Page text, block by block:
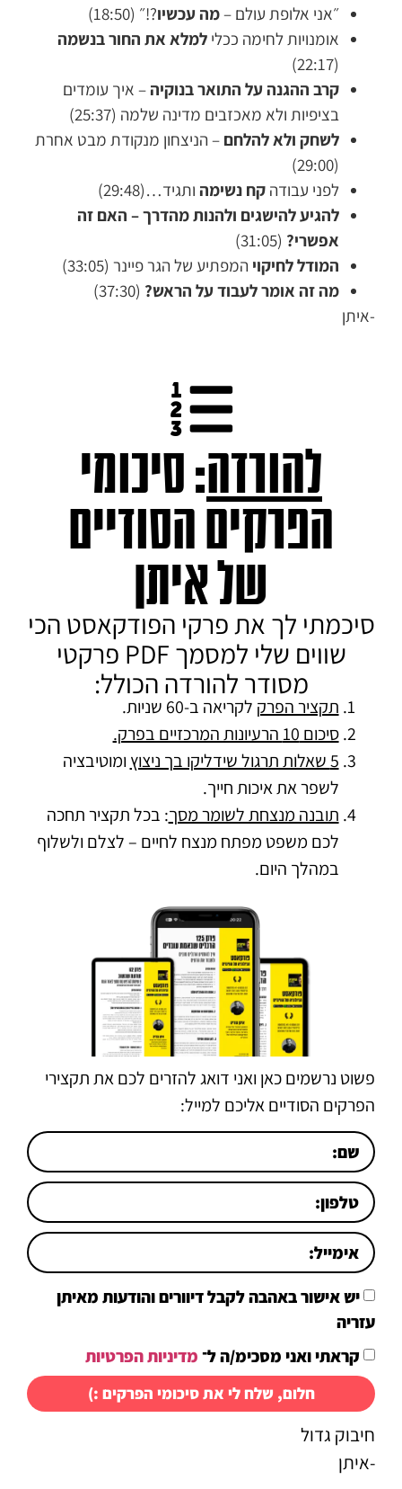
״אני אלופת עולם –מה עכשיו?!״ (18:50)
אומנויות לחימה ככלילמלא את החור בנשמה
(22:17)
קרב ההגנה על התואר בנוקיה – איך עומדים
בציפיות ולא מאכזבים מדינה שלמה (25:37)
לשחק ולא להלחם – הניצחון מנקודת מבט אחרת
(29:00)
לפני עבודהקח נשימה ותגיד…(29:48)
להגיע להישגים ולהנות מהדרך – האם זה
אפשרי? (31:05)
המודל לחיקוי המפתיע של הגר פיינר (33:05)
מה זה אומר לעבוד על הראש? (37:30)
-איתן
להורדה: סיכומי
הפרקים הסודיים
של איתן
סיכמתי לך את פרקי הפודקאסט הכי
שווים שלי למסמך PDF פרקטי
מסודר להורדה הכולל:
תקציר הפרק לקריאה ב-60 שניות.
סיכום 10 הרעיונות המרכזיים בפרק.
5 שאלות תרגול שידליקו בך ניצוץ
ומוטיבציה
לשפר את איכות חייך.
תובנה מנצחת לשומר מסך: בכל תקציר תחכה
לכם משפט מפתח מנצח לחיים – לצלם ולשלוף
במהלך היום.
פשוט נרשמים כאן ואני דואג להזרים לכם את תקצירי
הפרקים הסודיים אליכם למייל:
יש אישור באהבה לקבל דיוורים והודעות מאיתן
עזריה
קראתי ואני מסכימ/ה ל־ מדיניות הפרטיות
חלום, שלח לי את סיכומי הפרקים :)
חיבוק גדול
-איתן